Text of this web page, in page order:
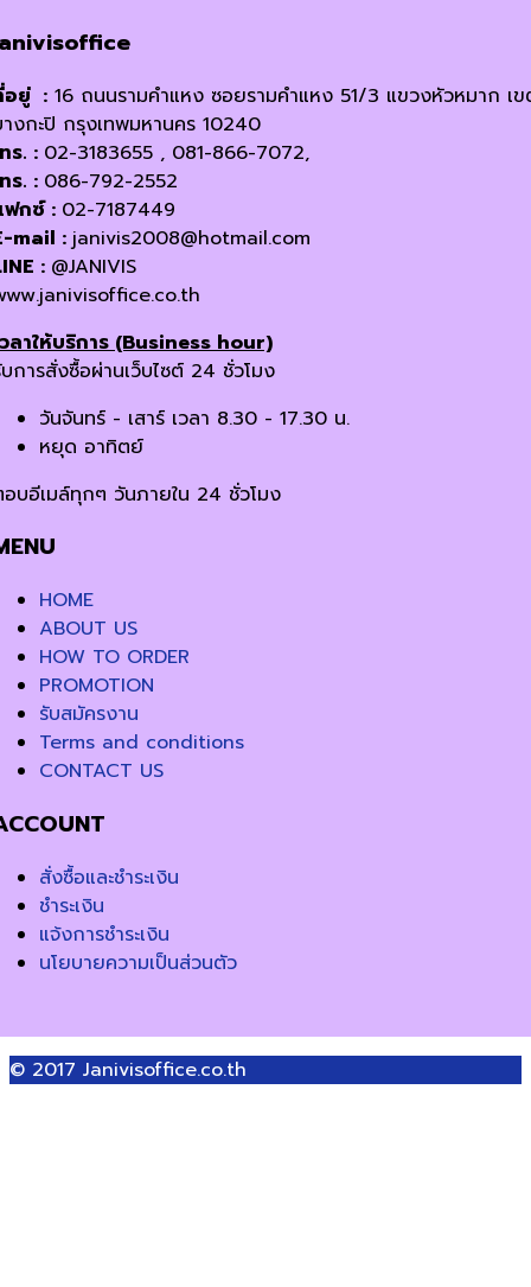
อยู่ : 16 ถนนรามคำแหง ซอยรามคำแหง 51/3 แขวงหัวหมาก เ
งกะปิ กรุงเทพมหานคร 10240
ร. : 02-3183655 , 081-866-7072,
ร. : 086-792-2552
กซ์ : 02-7187449
mail : janivis2008@hotmail.com
: @JANIVIS
ลาให้บริการ (Business hour)
การสั่งซื้อผ่านเว็บไซต์ 24 ชั่วโมง
วันจันทร์ - เสาร์ เวลา 8.30 - 17.30 น.
หยุด อาทิตย์
บอีเมล์ทุกๆ วันภายใน 24 ชั่วโมง
HOME
ABOUT US
HOW TO ORDER
PROMOTION
รับสมัครงาน
Terms and conditions
CONTACT US
สั่งซื้อและชำระเงิน
ชำระเงิน
แจ้งการชำระเงิน
นโยบายความเป็นส่วนตัว
© 2017 Janivisoffice.co.th